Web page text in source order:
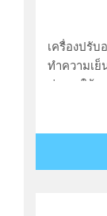
เครื่องปรั
ทำความเย็
ท่อลม ใช้ส